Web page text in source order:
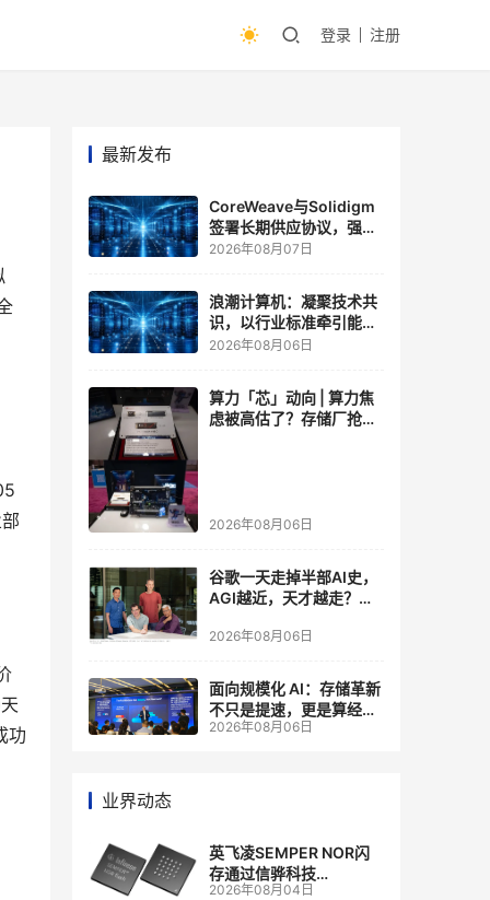
登录 注册
功
最新发布
CoreWeave与Solidigm
签署长期供应协议，强化
一体化人工智能云平台
2026年08月07日
浪潮计算机：凝聚技术共
识，以行业标准牵引能力
跃升
2026年08月06日
算力「芯」动向 | 算力焦
虑被高估了？存储厂抢了
2026年08月06日
谷歌一天走掉半部AI史，
AGI越近，天才越走？大
自己的研发节奏
2026年08月06日
面向规模化 AI：存储革新
不只是提速，更是算经济
账
2026年08月06日
业界动态
英飞凌SEMPER NOR闪
存通过信骅科技
AST2700 BMC认证，全
2026年08月04日